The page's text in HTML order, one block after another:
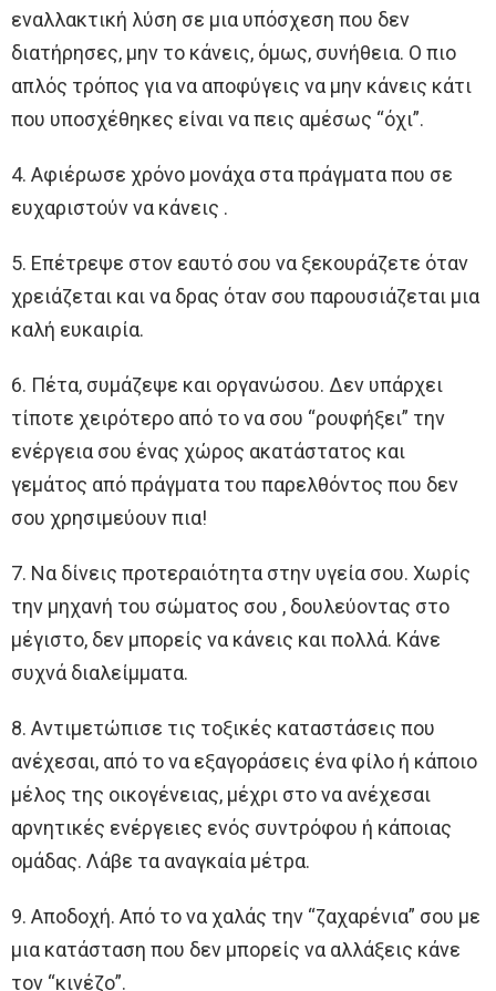
εναλλακτική λύση σε μια υπόσχεση που δεν
διατήρησες, μην το κάνεις, όμως, συνήθεια. Ο πιο
απλός τρόπος για να αποφύγεις να μην κάνεις κάτι
που υποσχέθηκες είναι να πεις αμέσως “όχι”.
4. Αφιέρωσε χρόνο μονάχα στα πράγματα που σε
ευχαριστούν να κάνεις .
5. Επέτρεψε στον εαυτό σου να ξεκουράζετε όταν
χρειάζεται και να δρας όταν σου παρουσιάζεται μια
καλή ευκαιρία.
6. Πέτα, συμάζεψε και οργανώσου. Δεν υπάρχει
τίποτε χειρότερο από το να σου “ρουφήξει” την
ενέργεια σου ένας χώρος ακατάστατος και
γεμάτος από πράγματα του παρελθόντος που δεν
σου χρησιμεύουν πια!
7. Να δίνεις προτεραιότητα στην υγεία σου. Χωρίς
την μηχανή του σώματος σου , δουλεύοντας στο
μέγιστο, δεν μπορείς να κάνεις και πολλά. Κάνε
συχνά διαλείμματα.
8. Αντιμετώπισε τις τοξικές καταστάσεις που
ανέχεσαι, από το να εξαγοράσεις ένα φίλο ή κάποιο
μέλος της οικογένειας, μέχρι στο να ανέχεσαι
αρνητικές ενέργειες ενός συντρόφου ή κάποιας
ομάδας. Λάβε τα αναγκαία μέτρα.
9. Αποδοχή. Από το να χαλάς την “ζαχαρένια” σου με
μια κατάσταση που δεν μπορείς να αλλάξεις κάνε
τον “κινέζο”.